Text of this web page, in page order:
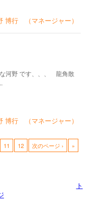
博行 （マネージャー）
野 です、、、 龍角散
博行 （マネージャー）
11 12 次のページ › »
ト